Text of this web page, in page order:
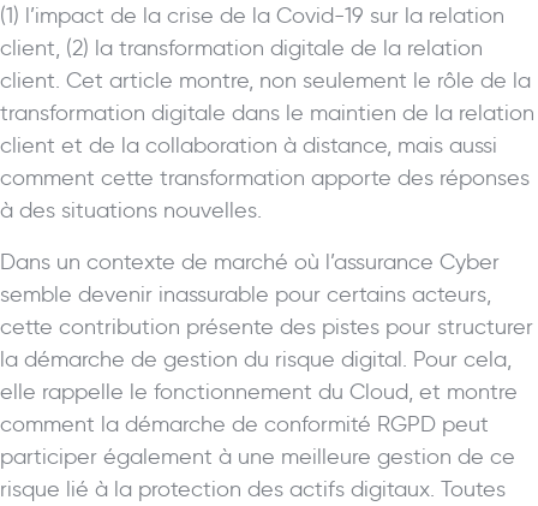
(1) l’impact de la crise de la Covid-19 sur la relation
client, (2) la transformation digitale de la relation
client. Cet article montre, non seulement le rôle de la
transformation digitale dans le maintien de la relation
client et de la collaboration à distance, mais aussi
comment cette transformation apporte des réponses
à des situations nouvelles.
Dans un contexte de marché où l’assurance Cyber
semble devenir inassurable pour certains acteurs,
cette contribution présente des pistes pour structurer
la démarche de gestion du risque digital. Pour cela,
elle rappelle le fonctionnement du Cloud, et montre
comment la démarche de conformité RGPD peut
participer également à une meilleure gestion de ce
risque lié à la protection des actifs digitaux. Toutes